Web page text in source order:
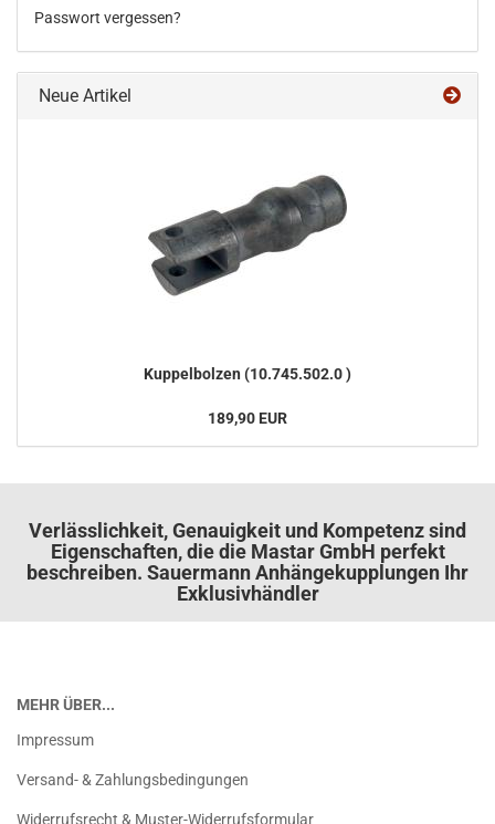
Passwort vergessen?
Neue Artikel
Kup­pel­bol­zen (10.745.502.0 )
189,90 EUR
Verlässlichkeit, Genauigkeit und Kompetenz sind
Eigenschaften, die die Mastar GmbH perfekt
beschreiben. Sauermann Anhängekupplungen Ihr
Exklusivhändler
MEHR ÜBER...
Impressum
Versand- & Zahlungsbedingungen
Widerrufsrecht & Muster-Widerrufsformular